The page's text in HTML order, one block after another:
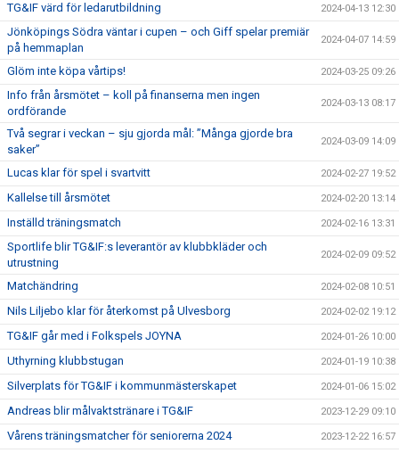
TG&IF värd för ledarutbildning 2024-04-13 12:30
Jönköpings Södra väntar i cupen – och Giff spelar premiär
på hemmaplan
2024-04-07 14:59
Glöm inte köpa vårtips! 2024-03-25 09:26
Info från årsmötet – koll på finanserna men ingen
ordförande
2024-03-13 08:17
Två segrar i veckan – sju gjorda mål: ”Många gjorde bra
saker”
2024-03-09 14:09
Lucas klar för spel i svartvitt 2024-02-27 19:52
Kallelse till årsmötet 2024-02-20 13:14
Inställd träningsmatch 2024-02-16 13:31
Sportlife blir TG&IF:s leverantör av klubbkläder och
utrustning
2024-02-09 09:52
Matchändring 2024-02-08 10:51
Nils Liljebo klar för återkomst på Ulvesborg 2024-02-02 19:12
TG&IF går med i Folkspels JOYNA 2024-01-26 10:00
Uthyrning klubbstugan 2024-01-19 10:38
Silverplats för TG&IF i kommunmästerskapet 2024-01-06 15:02
Andreas blir målvaktstränare i TG&IF 2023-12-29 09:10
Vårens träningsmatcher för seniorerna 2024 2023-12-22 16:57